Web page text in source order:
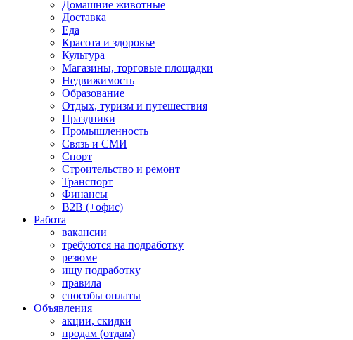
Домашние животные
Доставка
Еда
Красота и здоровье
Культура
Магазины, торговые площадки
Недвижимость
Образование
Отдых, туризм и путешествия
Праздники
Промышленность
Связь и СМИ
Спорт
Строительство и ремонт
Транспорт
Финансы
B2B (+офис)
Работа
вакансии
требуются на подработку
резюме
ищу подработку
правила
способы оплаты
Объявления
акции, скидки
продам (отдам)